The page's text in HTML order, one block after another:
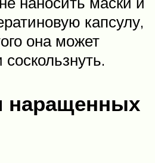
капсулу,
она может
наращенных